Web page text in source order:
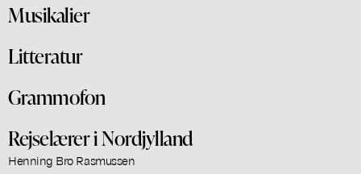
Musikalier
Litteratur
Grammofon
Rejselærer i Nordjylland
Henning Bro Rasmussen